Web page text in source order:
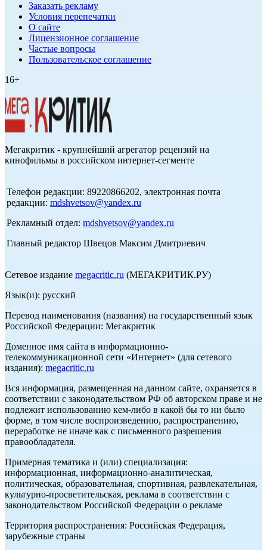
Заказать рекламу
Условия перепечатки
О сайте
Лицензионное соглашение
Частые вопросы
Пользовательское соглашение
16+
Мегакритик - крупнейший агрегатор рецензий на
кинофильмы в российском интернет-сегменте
Телефон редакции: 89220866202, электронная почта
редакции: mdshvetsov@yandex.ru
Рекламный отдел: mdshvetsov@yandex.ru
Главный редактор Швецов Максим Дмитриевич
Сетевое издание megacritic.ru (МЕГАКРИТИК.РУ)
Язык(и): русский
Перевод наименования (названия) на государственный язык
Российской Федерации: Мегакритик
Доменное имя сайта в информационно-
телекоммуникационной сети «Интернет» (для сетевого
издания): megacritic.ru
Вся информация, размещенная на данном сайте, охраняется в
соответствии с законодательством РФ об авторском праве и не
подлежит использованию кем-либо в какой бы то ни было
форме, в том числе воспроизведению, распространению,
переработке не иначе как с письменного разрешения
правообладателя.
Примерная тематика и (или) специализация:
информационная, информационно-аналитическая,
политическая, образовательная, спортивная, развлекательная,
культурно-просветительская, реклама в соответствии с
законодательством Российской Федерации о рекламе
Территория распространения: Российская Федерация,
зарубежные страны